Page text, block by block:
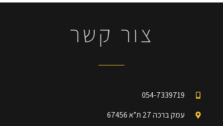
צור קשר
054-7339719
עמק ברכה 27 ת”א 67456